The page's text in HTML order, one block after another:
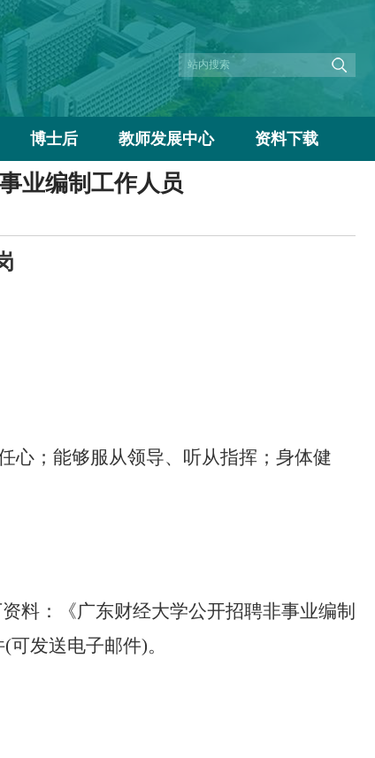
博士后 教师发展中心 资料下载
业编制工作人员
心；能够服从领导、听从指挥；身体健
料：《广东财经大学公开招聘非事业编制
发送电子邮件)。